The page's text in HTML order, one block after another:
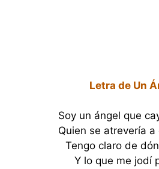
Letra de Un
Soy un ángel que
Quien se atrevería
Tengo claro de
Y lo que me jodí